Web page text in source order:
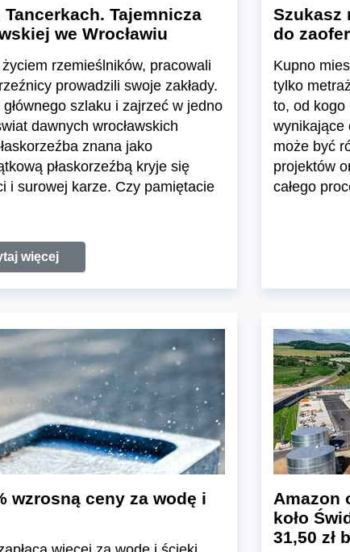
Tajemnicza
we Wrocławiu
rzemieślników, pracowali
prowadzili swoje zakłady.
szlaku i zajrzeć w jedno
dawnych wrocławskich
znana jako
płaskorzeźbą kryje się
i surowej karze. Czy pamiętacie
więcej
Szukasz
do
Kupno
tylko
to, od kogo
wynikające
może być
projektów
całego
wzrosną ceny za wodę i
Amazon
koło
31,50 zł